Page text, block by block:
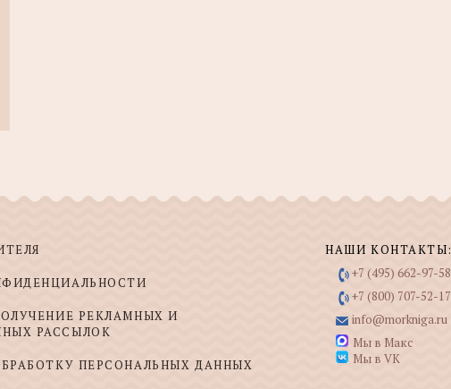
РЕКЛАМНЫХ И
РАССЫЛОК
ПЕРСОНАЛЬНЫХ ДАННЫХ
НАШИ КОНТАКТЫ:
+7 (495) 662-97-58
+7 (800) 707-52-17
info@morkniga.ru
Мы в Макс
Мы в VK